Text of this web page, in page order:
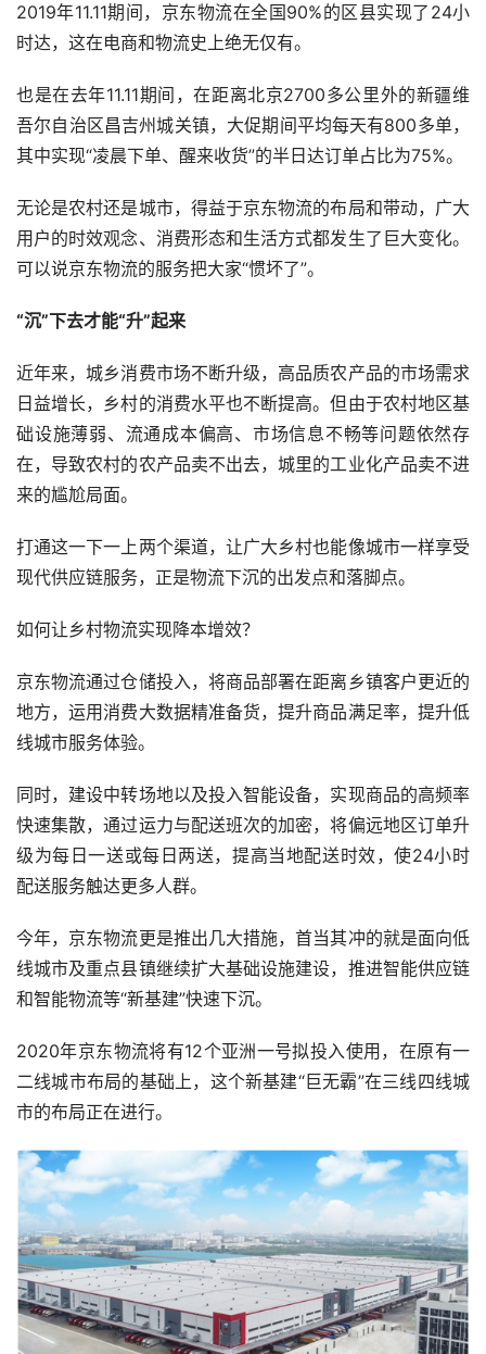
2019年11.11期间，京东物流在全国90%的区县实现了24小
时达，这在电商和物流史上绝无仅有。
也是在去年11.11期间，在距离北京2700多公里外的新疆维
吾尔自治区昌吉州城关镇，大促期间平均每天有800多单，
其中实现“凌晨下单、醒来收货”的半日达订单占比为75%。
无论是农村还是城市，得益于京东物流的布局和带动，广大
用户的时效观念、消费形态和生活方式都发生了巨大变化。
可以说京东物流的服务把大家“惯坏了”。
“沉”下去才能“升”起来
近年来，城乡消费市场不断升级，高品质农产品的市场需求
日益增长，乡村的消费水平也不断提高。但由于农村地区基
础设施薄弱、流通成本偏高、市场信息不畅等问题依然存
在，导致农村的农产品卖不出去，城里的工业化产品卖不进
来的尴尬局面。
打通这一下一上两个渠道，让广大乡村也能像城市一样享受
现代供应链服务，正是物流下沉的出发点和落脚点。
如何让乡村物流实现降本增效？
京东物流通过仓储投入，将商品部署在距离乡镇客户更近的
地方，运用消费大数据精准备货，提升商品满足率，提升低
线城市服务体验。
同时，建设中转场地以及投入智能设备，实现商品的高频率
快速集散，通过运力与配送班次的加密，将偏远地区订单升
级为每日一送或每日两送，提高当地配送时效，使24小时
配送服务触达更多人群。
今年，京东物流更是推出几大措施，首当其冲的就是面向低
线城市及重点县镇继续扩大基础设施建设，推进智能供应链
和智能物流等“新基建”快速下沉。
2020年京东物流将有12个亚洲一号拟投入使用，在原有一
二线城市布局的基础上，这个新基建“巨无霸”在三线四线城
市的布局正在进行。